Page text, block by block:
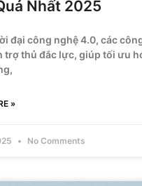
Nhất 2025
đại công nghệ 4.0, các
trợ thủ đắc lực, giúp tối ưu
»
No Comments